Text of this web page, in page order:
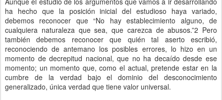
ha hecho que la posición inicial del estudioso haya variado,
debemos reconocer que “No hay establecimiento alguno, de
cualquiera naturaleza que sea, que carezca de abusos.”2 Pero
también debemos reconocer que quién tal aserto escribió,
reconociendo de antemano los posibles errores, lo hizo en un
momento de decrepitud nacional, que no ha decaído desde ese
momento; un momento que, como el actual, pretende estar en la
cumbre de la verdad bajo el dominio del desconocimiento
generalizado, única verdad que tiene valor universal.